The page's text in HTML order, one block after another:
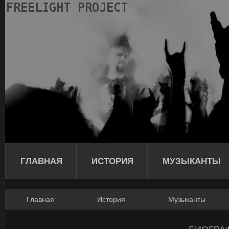
ГЛАВНАЯ ИСТОРИЯ МУЗЫКАНТЫ
Главная История Музыканты